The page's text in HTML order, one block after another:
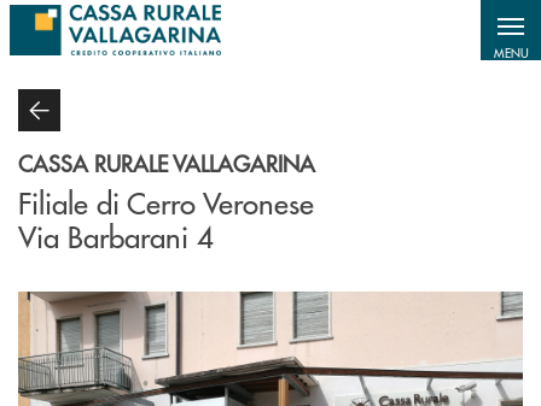
Salta al contenuto principale
MENU
CASSA RURALE VALLAGARINA
Filiale di Cerro Veronese
Via Barbarani 4